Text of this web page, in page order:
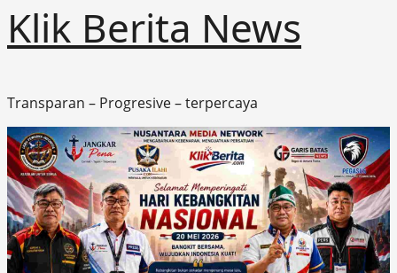
Klik Berita News
Transparan – Progresive – terpercaya